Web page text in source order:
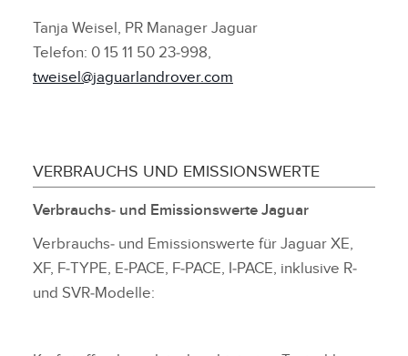
Tanja Weisel, PR Manager Jaguar
Telefon: 0 15 11 50 23‑998,
tweisel@jaguarlandrover.com
VERBRAUCHS UND EMISSIONSWERTE
Verbrauchs‑ und Emissionswerte Jaguar
Verbrauchs‑ und Emissionswerte für Jaguar XE,
XF, F‑TYPE, E‑PACE, F‑PACE, I‑PACE, inklusive R‑
und SVR‑Modelle: